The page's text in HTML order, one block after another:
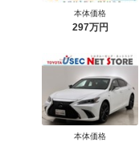
本体価格
297万円
本体価格